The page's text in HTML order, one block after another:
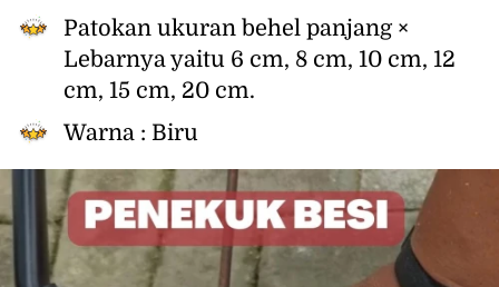
Patokan ukuran behel panjang ×
Lebarnya yaitu 6 cm, 8 cm, 10 cm, 12
cm, 15 cm, 20 cm.
Warna : Biru